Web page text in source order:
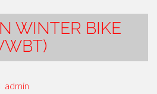
WINTER BIKE
admin